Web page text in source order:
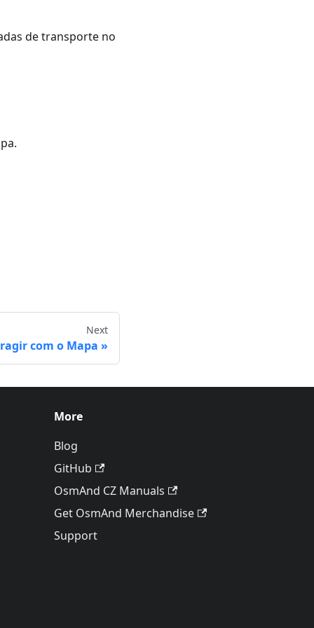
de transporte no
Next
com o Mapa
More
Blog
GitHub
OsmAnd CZ Manuals
Get OsmAnd Merchandise
Support